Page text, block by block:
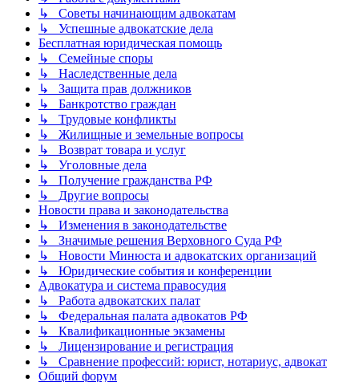
↳ Советы начинающим адвокатам
↳ Успешные адвокатские дела
Бесплатная юридическая помощь
↳ Семейные споры
↳ Наследственные дела
↳ Защита прав должников
↳ Банкротство граждан
↳ Трудовые конфликты
↳ Жилищные и земельные вопросы
↳ Возврат товара и услуг
↳ Уголовные дела
↳ Получение гражданства РФ
↳ Другие вопросы
Новости права и законодательства
↳ Изменения в законодательстве
↳ Значимые решения Верховного Суда РФ
↳ Новости Минюста и адвокатских организаций
↳ Юридические события и конференции
Адвокатура и система правосудия
↳ Работа адвокатских палат
↳ Федеральная палата адвокатов РФ
↳ Квалификационные экзамены
↳ Лицензирование и регистрация
↳ Сравнение профессий: юрист, нотариус, адвокат
Общий форум